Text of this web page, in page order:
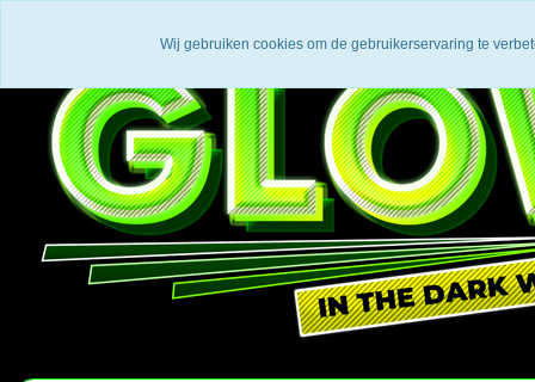
Wij gebruiken cookies om de gebruikerservaring te